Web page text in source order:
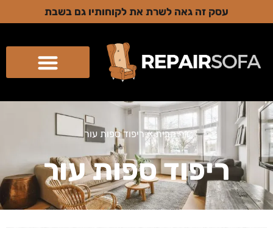
עסק זה גאה לשרת את לקוחותיו גם בשבת
דף הבית»ריפוד ספות עור
ריפוד ספות עור